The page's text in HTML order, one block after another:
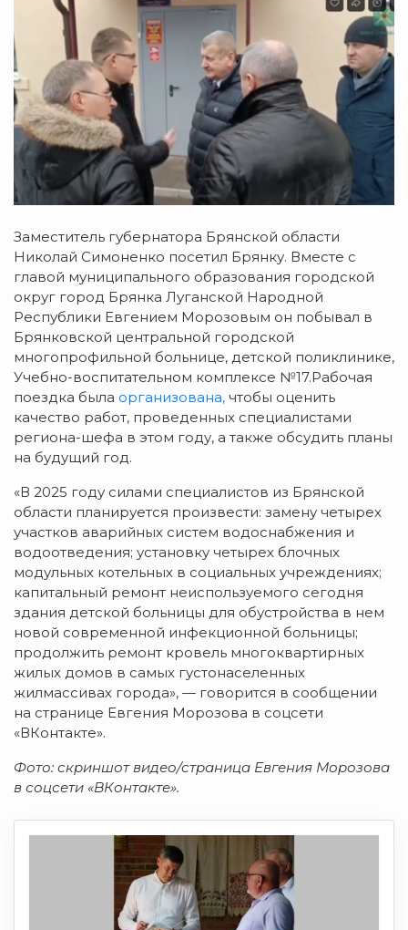
Заместитель губернатора Брянской области
Николай Симоненко посетил Брянку. Вместе с
главой муниципального образования городской
округ город Брянка Луганской Народной
Республики Евгением Морозовым он побывал в
Брянковской центральной городской
многопрофильной больнице, детской поликлинике,
Учебно-воспитательном комплексе №17.Рабочая
поездка была организована, чтобы оценить
качество работ, проведенных специалистами
региона-шефа в этом году, а также обсудить планы
на будущий год.
«В 2025 году силами специалистов из Брянской
области планируется произвести: замену четырех
участков аварийных систем водоснабжения и
водоотведения; установку четырех блочных
модульных котельных в социальных учреждениях;
капитальный ремонт неиспользуемого сегодня
здания детской больницы для обустройства в нем
новой современной инфекционной больницы;
продолжить ремонт кровель многоквартирных
жилых домов в самых густонаселенных
жилмассивах города», — говорится в сообщении
на странице Евгения Морозова в соцсети
«ВКонтакте».
Фото: скриншот видео/страница Евгения Морозова
в соцсети «ВКонтакте».